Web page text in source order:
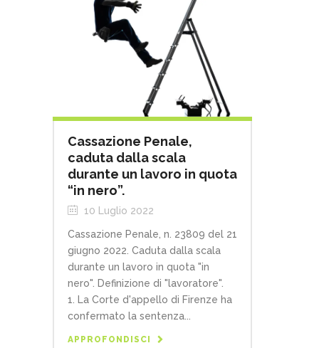
Cassazione Penale,
caduta dalla scala
durante un lavoro in quota
“in nero”.
10 Luglio 2022
Cassazione Penale, n. 23809 del 21
giugno 2022. Caduta dalla scala
durante un lavoro in quota "in
nero". Definizione di "lavoratore".
1. La Corte d'appello di Firenze ha
confermato la sentenza...
APPROFONDISCI